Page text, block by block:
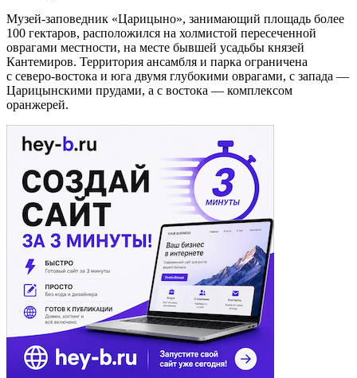
Музей-заповедник «Царицыно», занимающий площадь более
100 гектаров, расположился на холмистой пересеченной
оврагами местности, на месте бывшей усадьбы князей
Кантемиров. Территория ансамбля и парка ограничена
с северо-востока и юга двумя глубокими оврагами, с запада —
Царицынскими прудами, а с востока — комплексом
оранжерей.